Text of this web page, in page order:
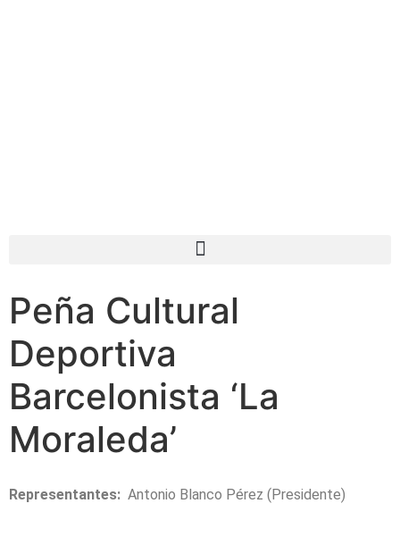
Peña Cultural
Deportiva
Barcelonista ‘La
Moraleda’
Representantes: Antonio Blanco Pérez (Presidente)